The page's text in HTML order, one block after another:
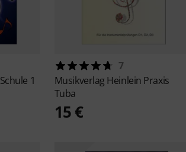
1
7
Musikverlag Heinlein Praxis
Tuba
15 €